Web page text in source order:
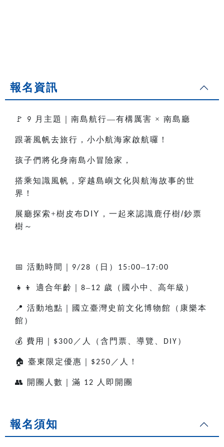
報名資訊
🚩 9 月主題｜南島航行—有構厲害 × 南島廳
跟著風帆去旅行，小小航海家啟航囉！
孩子們將化身南島小冒險家，
搭乘知識風帆，穿越島嶼文化與航海故事的世
界！
展廳探索+樹皮布 DIY ，一起來認識鹿仔樹/鈔票
樹～
📅 活動時間｜ 9/28 （日） 15:00–17:00
👧👦 適合年齡｜ 8–12 歲（國小中、高年級）
📍 活動地點｜國立臺灣史前文化博物館（康樂本
館）
💰 費用｜ $300 ／人（含門票、導覽、 DIY ）
🏠 臺東限定優惠｜ $250 ／人！
👥 開團人數｜滿 12 人即開團
報名須知